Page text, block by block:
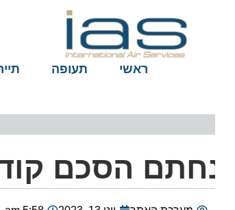
ראשי תעופה תיירות
הסכם קוד